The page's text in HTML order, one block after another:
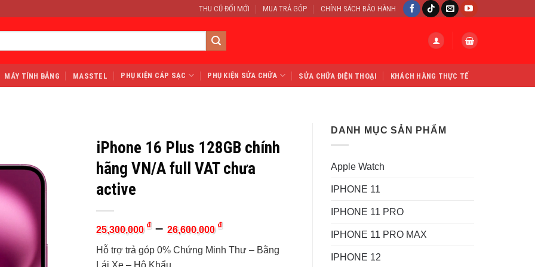
THU CŨ ĐỔI MỚI MUA TRẢ GÓP CHÍNH SÁCH BẢO HÀNH
MÁY TÍNH BẢNG MASSTEL PHỤ KIỆN CÁP SẠC PHỤ KIỆN SỬA CHỮA SỬA CHỮA ĐIỆN THOẠI KHÁCH HÀNG THỰC TẾ
DANH MỤC SẢN PHẨM
Apple Watch
IPHONE 11
IPHONE 11 PRO
IPHONE 11 PRO MAX
IPHONE 12
iPhone 16 Plus 128GB chính
hãng VN/A full VAT chưa
active
25,300,000 ₫– 26,600,000 ₫
Hỗ trợ trả góp 0% Chứng Minh Thư – Bằng
Lái Xe – Hộ Khẩu